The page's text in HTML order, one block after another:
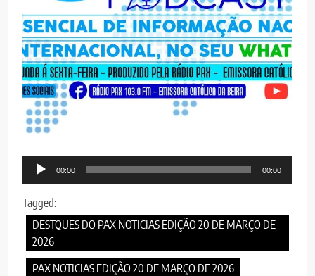
Audio
Player
00:00 00:00
Tagged:
DESTQUES DO PAX NOTICIAS EDIÇÃO 20 DE MARÇO DE
2026
PAX NOTICIAS EDIÇÃO 20 DE MARÇO DE 2026